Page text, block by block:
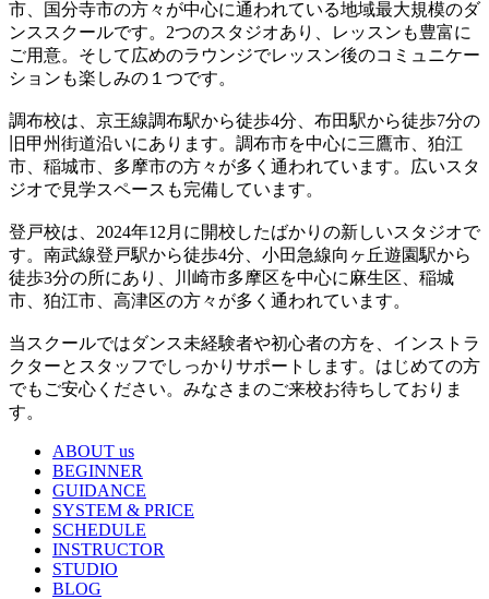
市、国分寺市の方々が中心に通われている地域最大規模のダ
ンススクールです。2つのスタジオあり、レッスンも豊富に
ご用意。そして広めのラウンジでレッスン後のコミュニケー
ションも楽しみの１つです。
調布校は、京王線調布駅から徒歩4分、布田駅から徒歩7分の
旧甲州街道沿いにあります。調布市を中心に三鷹市、狛江
市、稲城市、多摩市の方々が多く通われています。広いスタ
ジオで見学スペースも完備しています。
登戸校は、2024年12月に開校したばかりの新しいスタジオで
す。南武線登戸駅から徒歩4分、小田急線向ヶ丘遊園駅から
徒歩3分の所にあり、川崎市多摩区を中心に麻生区、稲城
市、狛江市、高津区の方々が多く通われています。
当スクールではダンス未経験者や初心者の方を、インストラ
クターとスタッフでしっかりサポートします。はじめての方
でもご安心ください。みなさまのご来校お待ちしておりま
す。
ABOUT us
BEGINNER
GUIDANCE
SYSTEM & PRICE
SCHEDULE
INSTRUCTOR
STUDIO
BLOG